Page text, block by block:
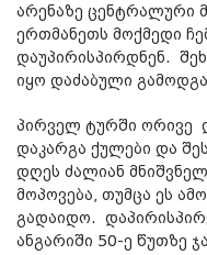
არენაზე ცენტრალური
ერთმანეთს მოქმედი
დაუპირისპირდნენ.
იყო დაძაბული
პირველ ტურში ორივე
დაკარგა ქულები და
დღეს ძალიან
მოპოვება, თუმცა ეს
გადაიდო.
ანგარიში 50-ე წუთზე